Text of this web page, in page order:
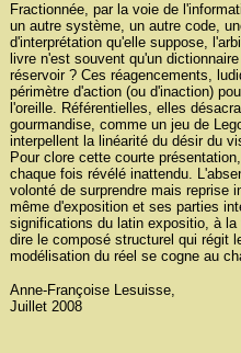
Fractionnée, par la voie de
un autre système, un autre code,
d'interprétation qu'elle suppose,
livre n'est souvent qu'un
réservoir ? Ces réagencements,
périmètre d'action (ou d'inaction)
l'oreille. Référentielles, elles
gourmandise, comme un jeu de
interpellent la linéarité du désir du
Pour clore cette courte
chaque fois révélé inattendu.
volonté de surprendre mais reprise
même d'exposition et ses parties
significations du latin expositio, à
dire le composé structurel qui régit
modélisation du réel se cogne au
Anne-Françoise Lesuisse,
Juillet 2008